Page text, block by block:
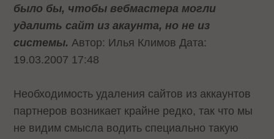
было бы, чтобы вебмастера могли
удалить сайт из акаунта, но не из
системы. Автор: Илья Климов Дата:
19.03.2007 17:48
Необходимость удаления сайтов из аккаунтов
партнеров возникает крайне редко, так что мы
не видим смысла водить специально такую